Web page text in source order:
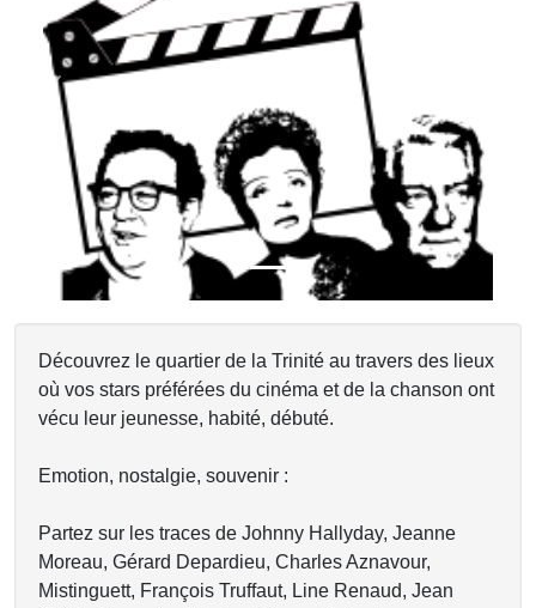
Previous
Découvrez le quartier de la Trinité au travers des lieux
où vos stars préférées du cinéma et de la chanson ont
vécu leur jeunesse, habité, débuté.
Emotion, nostalgie, souvenir :
Partez sur les traces de Johnny Hallyday, Jeanne
Moreau, Gérard Depardieu, Charles Aznavour,
Mistinguett, François Truffaut, Line Renaud, Jean